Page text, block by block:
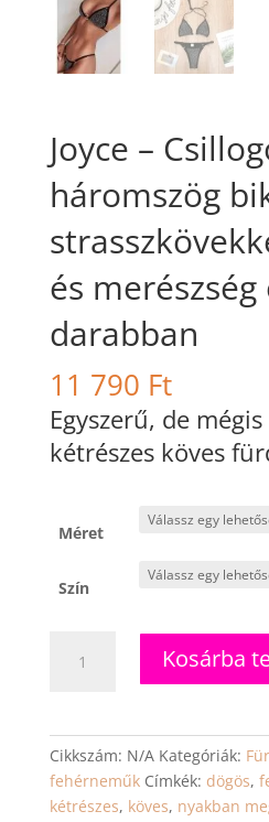
Joyce –
háromszög
és merészség
darabban
11 790 Ft
Egyszerű, de
kétrészes köves
Méret
Szín
háromszög
bikini
strasszkövekkel
Kosárba
Cikkszám: N/A Kategóriák:
fehérneműk Címkék: dögös,
kétrészes, köves, nyakban